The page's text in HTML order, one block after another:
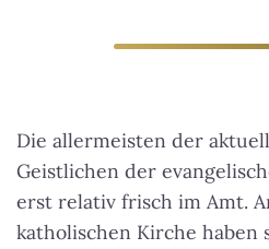
Die allermeisten der
Geistlichen der
erst relativ frisch im Amt.
katholischen Kirche haben